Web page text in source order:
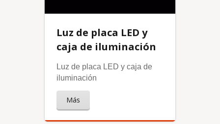
Luz de placa LED y
caja de iluminación
Luz de placa LED y caja de
iluminación
Más